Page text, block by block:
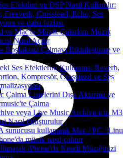
Efektleri ve DSP Nasıl Kullanılır:
Freeverb, Crossfeed, Echo, Ses
ve daha fazlası
ve Mac'te Müzik Çalarken Müzik
Nasıl Açılır
Boşluksuz Çalmayı Etkinleştirme ve
Ses Efektlerini Kullanma: Reverb,
Kompresör, Crossfeed ve Ses
Çalma Listelerini Dışa Aktarma ve
Çalma
veya Live Music Archive için
Nasıl Oluşturulur
kullanarak Mac / PC /
müzik nasıl çalınır
iPhone'da Kendi Müziğinizi